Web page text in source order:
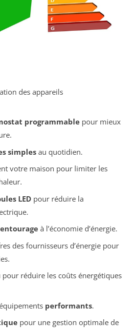
des appareils
programmablepour mieux
simplesau quotidien.
votre maison pour limiter les
LEDpour réduire la
entourageà l’économie d’énergie.
des fournisseurs d’énergie pour
pour réduire les coûts énergétiques
performants.
pour une gestion optimale de